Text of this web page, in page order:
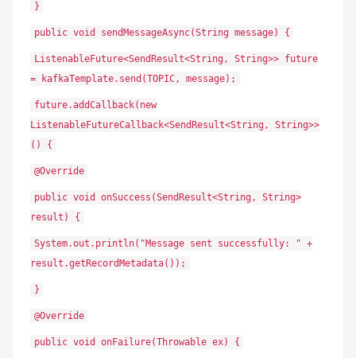
}
public void sendMessageAsync(String message) {
ListenableFuture<SendResult<String, String>> future
= kafkaTemplate.send(TOPIC, message);
future.addCallback(new
ListenableFutureCallback<SendResult<String, String>>
() {
@Override
public void onSuccess(SendResult<String, String>
result) {
System.out.println("Message sent successfully: " +
result.getRecordMetadata());
}
@Override
public void onFailure(Throwable ex) {